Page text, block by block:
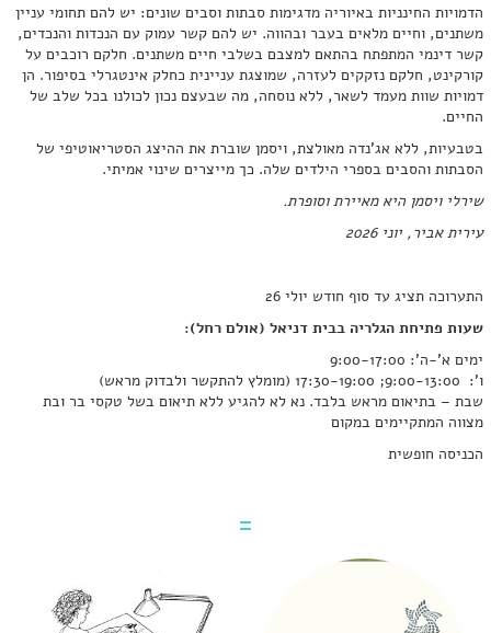
הדמויות החינניות באיוריה מדגימות סבתות וסבים שונים: יש להם תחומי עניין
משתנים, וחיים מלאים בעבר ובהווה. יש להם קשר עמוק עם הנכדות והנכדים,
קשר דינמי המתפתח בהתאם למצבם בשלבי חיים משתנים. חלקם רוכבים על
קורקינט, חלקם נזקקים לעזרה, שמוצגת עניינית כחלק אינטגרלי בסיפור. הן
דמויות שוות מעמד לשאר, ללא נוסחה, מה שבעצם נכון לכולנו בכל שלב של
החיים.
בטבעיות, ללא אג'נדה מאולצת, ויסמן שוברת את ההיצג הסטריאוטיפי של
הסבתות והסבים בספרי הילדים שלה. כך מייצרים שינוי אמיתי.
שירלי ויסמן היא מאיירת וסופרת.
עירית אביר, יוני 2026
התערוכה תציג עד סוף חודש יולי 26
שעות פתיחת הגלריה בבית דניאל (אולם רחל):
ימים א'-ה': 9:00-17:00
ו': 9:00-13:00; 17:30-19:00 (מומלץ להתקשר ולבדוק מראש)
שבת – בתיאום מראש בלבד. נא לא להגיע ללא תיאום בשל טקסי בר ובת
מצווה המתקיימים במקום
הכניסה חופשית